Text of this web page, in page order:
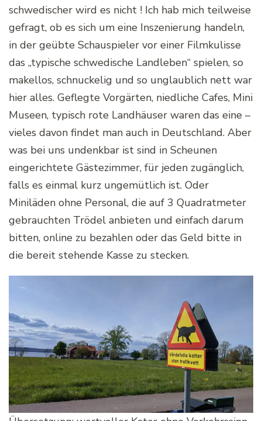
schwedischer wird es nicht ! Ich hab mich teilweise
gefragt, ob es sich um eine Inszenierung handeln,
in der geübte Schauspieler vor einer Filmkulisse
das „typische schwedische Landleben“ spielen, so
makellos, schnuckelig und so unglaublich nett war
hier alles. Geflegte Vorgärten, niedliche Cafes, Mini
Museen, typisch rote Landhäuser waren das eine –
vieles davon findet man auch in Deutschland. Aber
was bei uns undenkbar ist sind in Scheunen
eingerichtete Gästezimmer, für jeden zugänglich,
falls es einmal kurz ungemütlich ist. Oder
Miniläden ohne Personal, die auf 3 Quadratmeter
gebrauchten Trödel anbieten und einfach darum
bitten, online zu bezahlen oder das Geld bitte in
die bereit stehende Kasse zu stecken.